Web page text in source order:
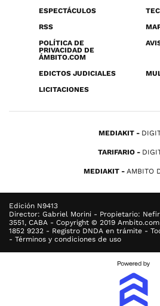
ESPECTÁCULOS
RSS
POLÍTICA DE
PRIVACIDAD DE
ÁMBITO.COM
EDICTOS JUDICIALES
LICITACIONES
MEDIAKIT
TARIFARIO
MEDIAKIT AMBITO
Edición N9413
Director: Gabriel Morini - Propietario:
3551, CABA - Copyright © 2019
1852 9232 - Registro DNDA en trámite -
- Términos y condiciones de uso